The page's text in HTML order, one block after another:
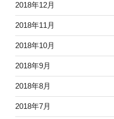
2018年12月
2018年11月
2018年10月
2018年9月
2018年8月
2018年7月